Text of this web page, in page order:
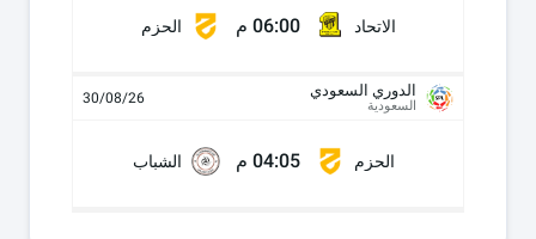
الاتحاد 06:00 م الحزم
الدوري السعودي
السعودية 30/08/26
الحزم 04:05 م الشباب